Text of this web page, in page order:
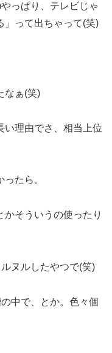
っぱり、テレビじゃ
」って出ちゃって(笑)
なぁ(笑)
い理由でさ、相当上位
ったら。
かそういうの使ったり
ヌルしたやつで(笑)
中で、とか。色々個